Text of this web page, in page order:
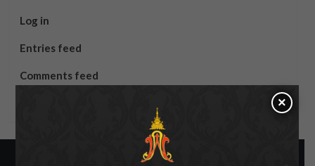
Log in
Entries feed
Comments feed
×